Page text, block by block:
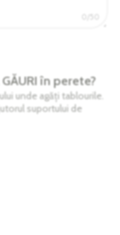
în perete?
unde agăți tablourile.
suportului de